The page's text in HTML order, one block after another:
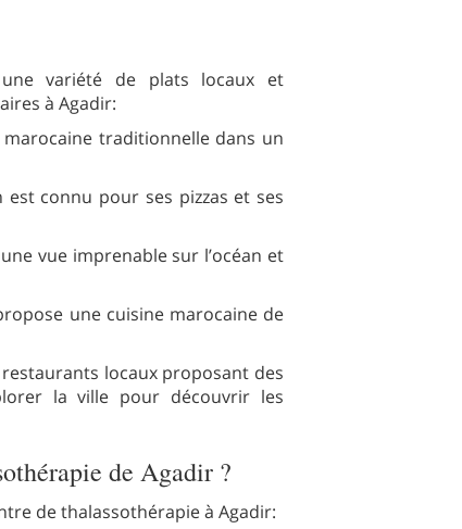
variété de plats locaux et
à Agadir:
traditionnelle dans un
connu pour ses pizzas et ses
vue imprenable sur l’océan et
une cuisine marocaine de
locaux proposant des
la ville pour découvrir les
de Agadir ?
de thalassothérapie à Agadir: